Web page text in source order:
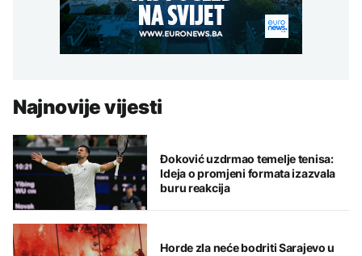
Najnovije vijesti
Đoković uzdrmao temelje tenisa:
Ideja o promjeni formata izazvala
buru reakcija
Horde zla neće bodriti Sarajevo u